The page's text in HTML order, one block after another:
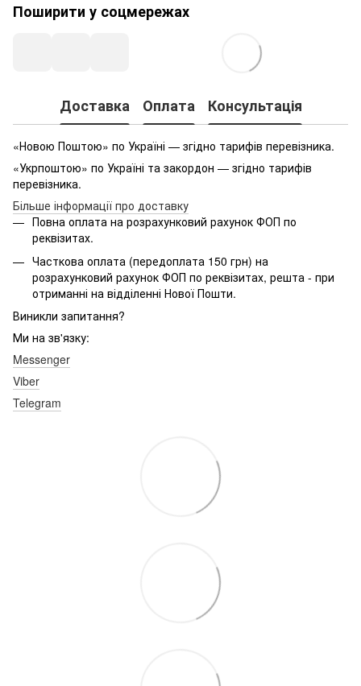
Поширити у соцмережах
Доставка Оплата Консультація
«Новою Поштою» по Україні — згідно тарифів перевізника.
«Укрпоштою» по Україні та закордон — згідно тарифів
перевізника.
Більше інформації про доставку
Повна оплата на розрахунковий рахунок ФОП по
реквізитах.
Часткова оплата (передоплата 150 грн) на
розрахунковий рахунок ФОП по реквізитах, решта - при
отриманні на відділенні Нової Пошти.
Виникли запитання?
Ми на зв'язку:
Messenger
Viber
Telegram